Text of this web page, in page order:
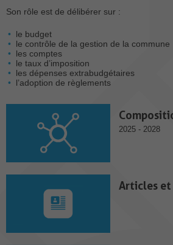
Son rôle est de délibérer sur :
le budget
le contrôle de la gestion de la commune
les comptes
le taux d’imposition
les dépenses extrabudgétaires
l’adoption de règlements
2025 - 2028
Articles